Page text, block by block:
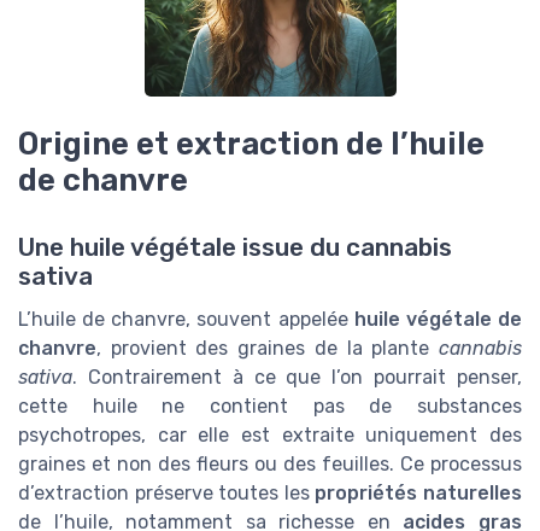
Origine et extraction de l’huile
de chanvre
Une huile végétale issue du cannabis
sativa
L’huile de chanvre, souvent appelée huile végétale de
chanvre, provient des graines de la plante cannabis
sativa. Contrairement à ce que l’on pourrait penser,
cette huile ne contient pas de substances
psychotropes, car elle est extraite uniquement des
graines et non des fleurs ou des feuilles. Ce processus
d’extraction préserve toutes les propriétés naturelles
de l’huile, notamment sa richesse en acides gras